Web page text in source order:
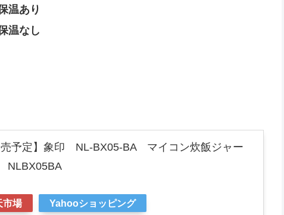
温あり
温なし
売予定】象印 NL-BX05-BA マイコン炊飯ジャー
市場 Yahooショッピング